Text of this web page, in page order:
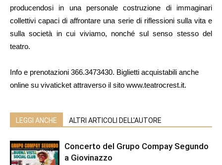
producendosi in una personale costruzione di immaginari
collettivi capaci di affrontare una serie di riflessioni sulla vita e
sulla società in cui viviamo, nonché sul senso stesso del
teatro.
Info e prenotazioni 366.3473430. Biglietti acquistabili anche
online su vivaticket attraverso il sito www.teatrocrest.it.
LEGGI ANCHE ALTRI ARTICOLI DELL'AUTORE
Concerto del Grupo Compay Segundo
a Giovinazzo